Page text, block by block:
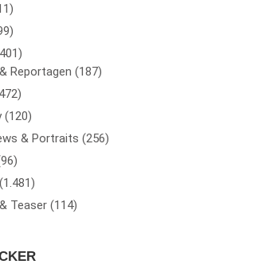
Reportagen (187)
(120)
& Portraits (256)
(1.481)
Teaser (114)